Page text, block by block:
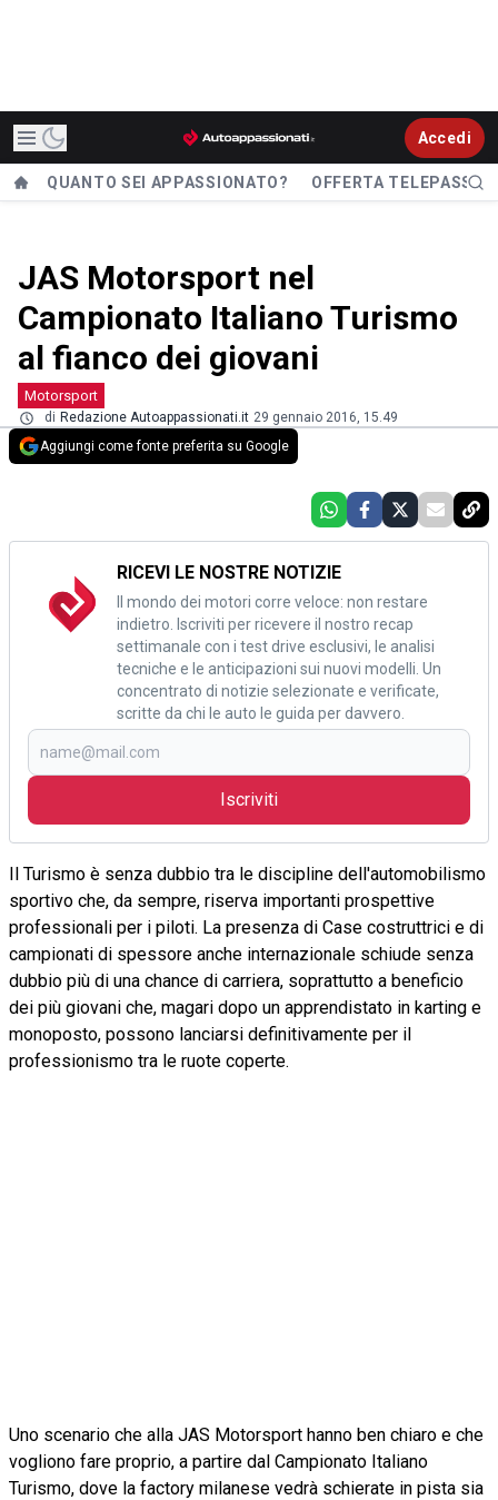
Accedi
QUANTO SEI APPASSIONATO? OFFERTA TELEPASS
JAS Motorsport nel
Campionato Italiano Turismo
al fianco dei giovani
Motorsport
di Redazione Autoappassionati.it 29 gennaio 2016, 15.49
Aggiungi come fonte preferita su Google
RICEVI LE NOSTRE NOTIZIE
Il mondo dei motori corre veloce: non restare
indietro. Iscriviti per ricevere il nostro recap
settimanale con i test drive esclusivi, le analisi
tecniche e le anticipazioni sui nuovi modelli. Un
concentrato di notizie selezionate e verificate,
scritte da chi le auto le guida per davvero.
Iscriviti
Il Turismo è senza dubbio tra le discipline dell'automobilismo
sportivo che, da sempre, riserva importanti prospettive
professionali per i piloti. La presenza di Case costruttrici e di
campionati di spessore anche internazionale schiude senza
dubbio più di una chance di carriera, soprattutto a beneficio
dei più giovani che, magari dopo un apprendistato in karting e
monoposto, possono lanciarsi definitivamente per il
professionismo tra le ruote coperte.
Uno scenario che alla JAS Motorsport hanno ben chiaro e che
vogliono fare proprio, a partire dal Campionato Italiano
Turismo, dove la factory milanese vedrà schierate in pista sia